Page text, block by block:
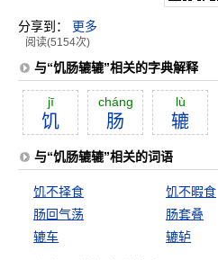
分享到： 更多
阅读(5154次)
与“饥肠辘辘”相关的字典解释
jī
饥
cháng
肠
lù
辘
与“饥肠辘辘”相关的词语
饥不择食 饥不暇食
肠回气荡
肠套叠
辘车
辘轳